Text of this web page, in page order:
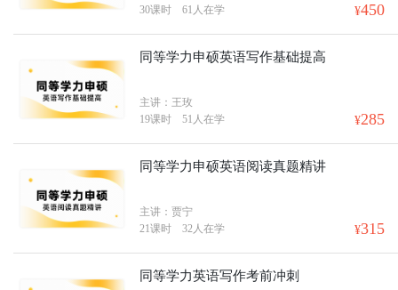
¥450
30课时 61人在学
同等学力申硕英语写作基础提高
主讲：王玫
¥285
19课时 51人在学
同等学力申硕英语阅读真题精讲
主讲：贾宁
¥315
21课时 32人在学
同等学力英语写作考前冲刺